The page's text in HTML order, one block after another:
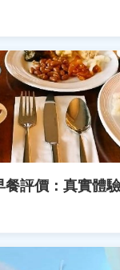
餐評價：真實體